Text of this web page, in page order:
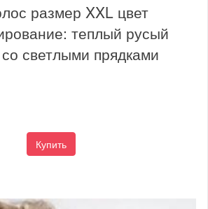
размер XXL цвет
теплый русый
светлыми прядками
Купить